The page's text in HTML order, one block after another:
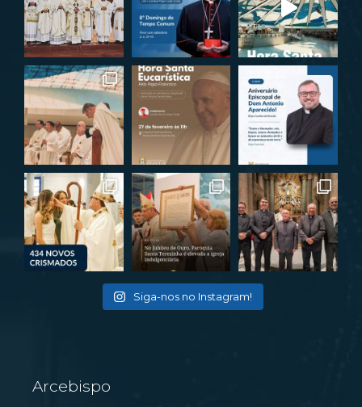
Siga-nos no Instagram!
Arcebispo